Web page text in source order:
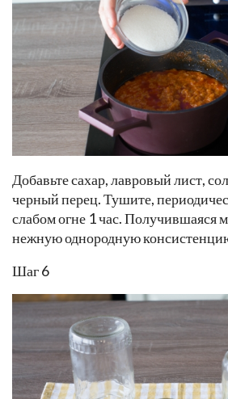
Добавьте сахар, лавровый лист,
черный перец. Тушите,
слабом огне 1 час. Получившаяся
нежную однородную
Шаг 6